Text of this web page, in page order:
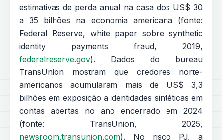
estimativas de perda anual na casa dos US$ 30
a 35 bilhões na economia americana (fonte:
Federal Reserve, white paper sobre synthetic
identity payments fraud, 2019,
federalreserve.gov). Dados do bureau
TransUnion mostram que credores norte-
americanos acumularam mais de US$ 3,3
bilhões em exposição a identidades sintéticas em
contas abertas no ano encerrado em 2024
(fonte: TransUnion, 2025,
newsroom.transunion.com). No risco PJ, a